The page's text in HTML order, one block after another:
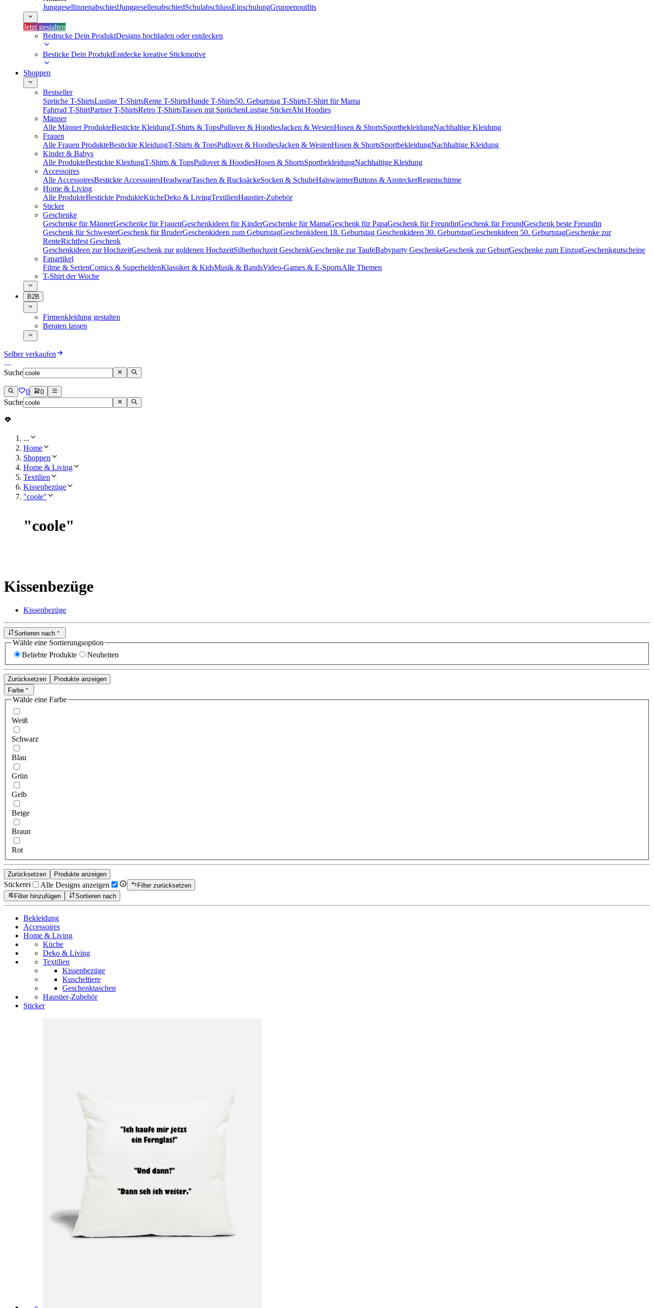
JunggesellinnenabschiedJunggesellenabschiedSchulabschlussEinschulungGruppenoutfits
Jetzt gestalten
Bedrucke Dein ProduktDesigns hochladen oder entdecken
Besticke Dein ProduktEntdecke kreative Stickmotive
Shoppen
Bestseller
Sprüche T-ShirtsLustige T-ShirtsRente T-ShirtsHunde T-Shirts50. Geburtstag T-ShirtsT-Shirt für Mama
Fahrrad T-ShirtPartner T-ShirtsRetro T-ShirtsTassen mit SprüchenLustige StickerAbi Hoodies
Männer
Alle Männer ProdukteBestickte KleidungT-Shirts & TopsPullover & HoodiesJacken & WestenHosen & ShortsSportbekleidungNachhaltige Kleidung
Frauen
Alle Frauen ProdukteBestickte KleidungT-Shirts & TopsPullover & HoodiesJacken & WestenHosen & ShortsSportbekleidungNachhaltige Kleidung
Kinder & Babys
Alle ProdukteBestickte KleidungT-Shirts & TopsPullover & HoodiesHosen & ShortsSportbekleidungNachhaltige Kleidung
Accessoires
Alle AccessoiresBestickte AccessoiresHeadwearTaschen & RucksäckeSocken & SchuheHalswärmerButtons & AnsteckerRegenschirme
Home & Living
Alle ProdukteBestickte ProdukteKücheDeko & LivingTextilienHaustier-Zubehör
Sticker
Geschenke
Geschenke für MännerGeschenke für FrauenGeschenkideen für KinderGeschenke für MamaGeschenk für PapaGeschenk für FreundinGeschenk für FreundGeschenk beste Freundin
Geschenk für SchwesterGeschenk für BruderGeschenkideen zum GeburtstagGeschenkideen 18. Geburtstag Geschenkideen 30. GeburtstagGeschenkideen 50. GeburtstagGeschenke zur
RenteRichtfest Geschenk
Geschenkideen zur HochzeitGeschenk zur goldenen HochzeitSilberhochzeit GeschenkGeschenke zur TaufeBabyparty GeschenkeGeschenk zur GeburtGeschenke zum EinzugGeschenkgutscheine
Fanartikel
Filme & SerienComics & SuperheldenKlassiker & KidsMusik & BandsVideo-Games & E-SportsAlle Themen
T-Shirt der Woche
B2B
Firmenkleidung gestalten
Beraten lassen
Selber verkaufen
Suche
0 0
Suche
...
Home
Shoppen
Home & Living
Textilien
Kissenbezüge
"coole"
"coole"
Kissenbezüge
Kissenbezüge
Sortieren nach
Wähle eine Sortierungsoption
Beliebte Produkte
Neuheiten
Zurücksetzen
Produkte anzeigen
Farbe
Wähle eine Farbe
Weiß
Schwarz
Blau
Grün
Gelb
Beige
Braun
Rot
Zurücksetzen Produkte anzeigen
Stickerei Alle Designs anzeigen
Filter zurücksetzen
Filter hinzufügen
Sortieren nach
Bekleidung
Accessoires
Home & Living
Küche
Deko & Living
Textilien
Kissenbezüge
Kuscheltiere
Geschenktaschen
Haustier-Zubehör
Sticker